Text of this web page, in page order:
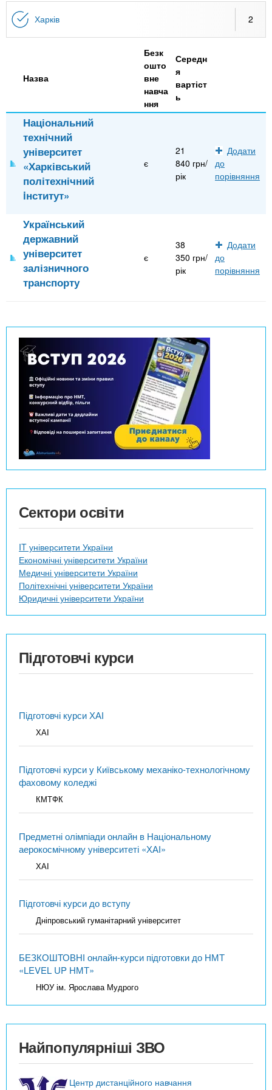
n
t
s
.
n
o
з
а
в
Онлайн курси
За кордоном
Харків 2
Назва
Безк
ошто
вне
навча
ння
Середн
я
вартіст
ь
Національний
технічний
університет
«Харківський
політехнічний
iнститут»
є
21
840 грн/
рік
Додати
до
порівняння
Український
державний
університет
залізничного
транспорту
є
38
350 грн/
рік
Додати
до
порівняння
Сектори освіти
IT університети України
Економічні університети України
Медичні університети України
Політехнічні університети України
Юридичні університети України
Підготовчі курси
Підготовчі курси ХАІ
ХАІ
Підготовчі курси у Київському механіко-технологічному
фаховому коледжі
КМТФК
Предметні олімпіади онлайн в Національному
аерокосмічному університеті «ХАІ»
ХАІ
Підготовчі курси до вступу
Дніпровський гуманітарний університет
БЕЗКОШТОВНІ онлайн-курси підготовки до НМТ
«LEVEL UP НМТ»
НЮУ ім. Ярослава Мудрого
Найпопулярніші ЗВО
Центр дистанційного навчання